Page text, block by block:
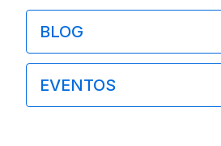
BLOG
EVENTOS